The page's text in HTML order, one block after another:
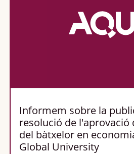
Informem sobre la
resolució de l'aprovació
del bàtxelor en
Global University